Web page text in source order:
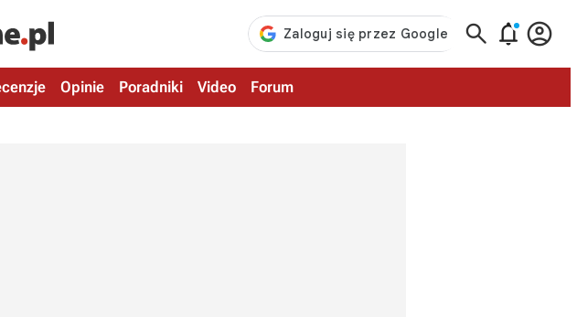
  
Opinie Poradniki Video Forum